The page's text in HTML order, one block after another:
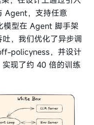
Agent，支持任意
模型在 Agent 脚手架
，我们优化了异步调
policyness，并设计
现了约 40 倍的训练